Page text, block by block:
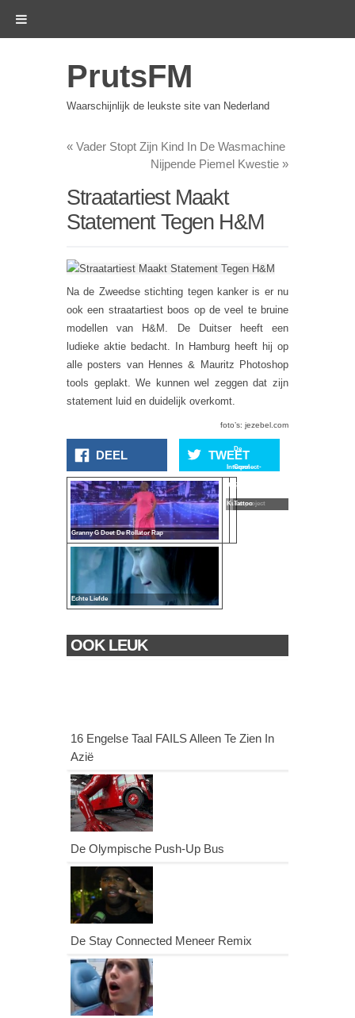
PrutsFM
Waarschijnlijk de leukste site van Nederland
« Vader Stopt Zijn Kind In De Wasmachine
Nijpende Piemel Kwestie »
Straatartiest Maakt
Statement Tegen H&M
Na de Zweedse stichting tegen kanker is er nu
ook een straatartiest boos op de veel te bruine
modellen van H&M. De Duitser heeft een
ludieke aktie bedacht. In Hamburg heeft hij op
alle posters van Hennes & Mauritz Photoshop
tools geplakt. We kunnen wel zeggen dat zijn
statement luid en duidelijk overkomt.
foto’s: jezebel.com
DEEL TWEET
Granny G Doet De Rollator Rap
Interpol
Jaagt Op
Kunstproject
De
Connect-
The Dots
Tattoo
Echte Liefde
OOK LEUK
16 Engelse Taal FAILS Alleen Te Zien In
Azië
De Olympische Push-Up Bus
De Stay Connected Meneer Remix